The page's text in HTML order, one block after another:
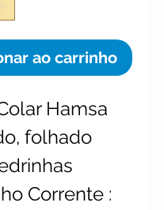
ao carrinho
Hamsa
folhado
Corrente :